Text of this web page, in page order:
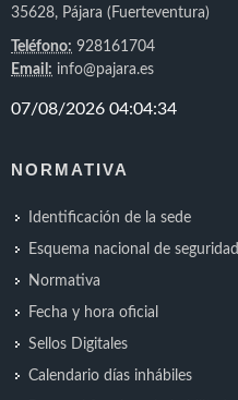
35628, Pájara (Fuerteventura)
Teléfono: 928161704
Email: info@pajara.es
NORMATIVA
Identificación de la sede
Esquema nacional de seguridad
Normativa
Fecha y hora oficial
Sellos Digitales
Calendario días inhábiles